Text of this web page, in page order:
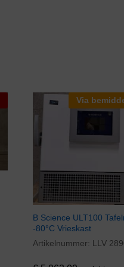
Via
B Science ULT100
-80°C Vrieskast
Artikelnummer: LLV
€5.063,00